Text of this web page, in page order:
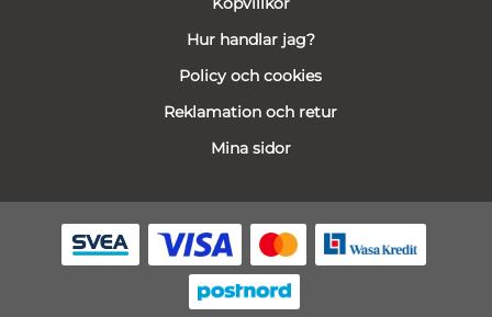
Hur handlar jag?
Policy och cookies
Reklamation och retur
Mina sidor